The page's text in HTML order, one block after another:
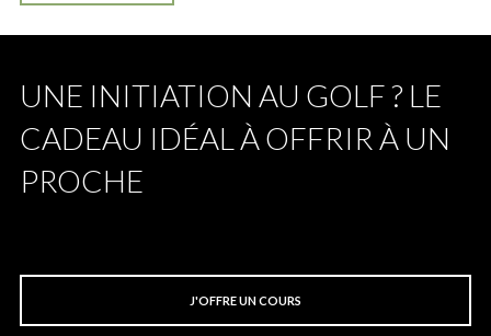
UNE INITIATION AU GOLF ? LE
CADEAU IDÉAL À OFFRIR À UN
PROCHE
J'OFFRE UN COURS